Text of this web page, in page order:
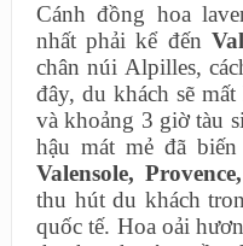
Cánh đồng hoa
nhất phải kể đến
chân núi Alpilles,
đây, du khách sẽ
và khoảng 3 giờ tàu
hậu mát mẻ đã
Valensole,
thu hút du khách
quốc tế. Hoa oải